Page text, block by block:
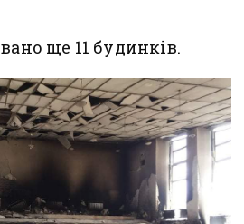
ще 11 будинків.